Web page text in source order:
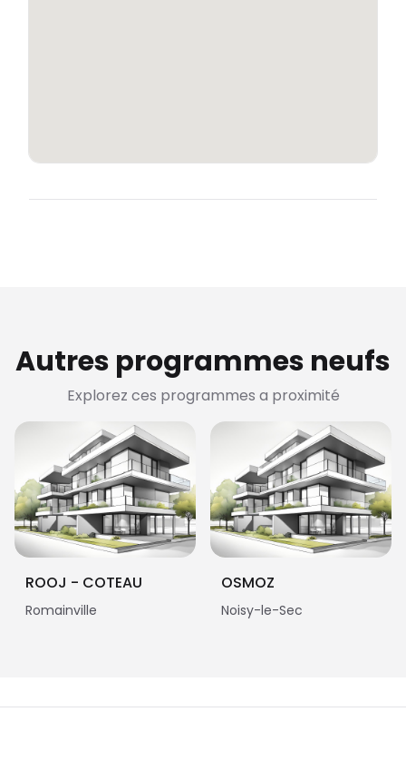
Autres programmes neufs
Explorez ces programmes a proximité
ROOJ - COTEAU
Romainville
OSMOZ
Noisy-le-Sec